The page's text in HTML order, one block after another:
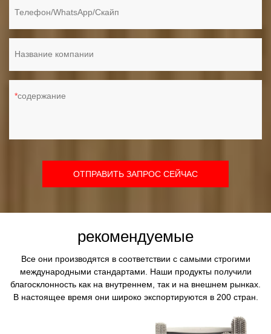
Телефон/WhatsApp/Скайп
Название компании
содержание
ОТПРАВИТЬ ЗАПРОС СЕЙЧАС
рекомендуемые
Все они производятся в соответствии с самыми строгими
международными стандартами. Наши продукты получили
благосклонность как на внутреннем, так и на внешнем рынках.
В настоящее время они широко экспортируются в 200 стран.